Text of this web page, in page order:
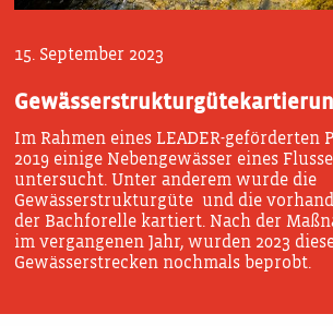
15. September 2023
Im Rahmen eines LEADER-geförderten
2019 einige Nebengewässer eines
untersucht. Unter anderem wurde die
Gewässerstrukturgüte und die
der Bachforelle kartiert. Nach der
im vergangenen Jahr, wurden 2023
Gewässerstrecken nochmals beprobt.